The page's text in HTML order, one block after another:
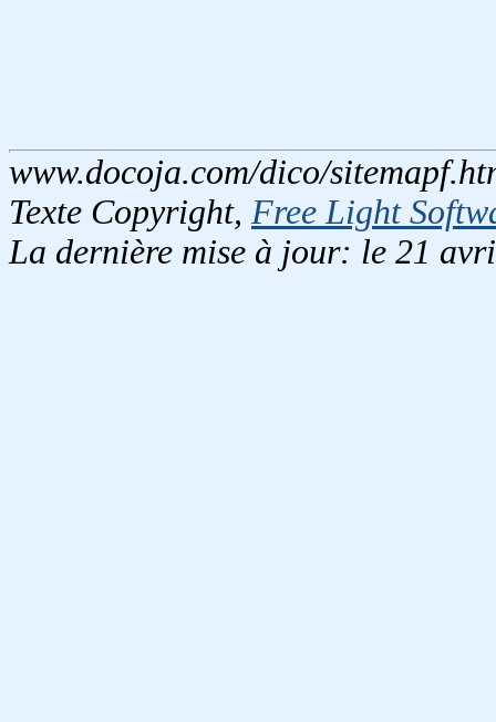
www.docoja.com/dico/
Texte Copyright, Free Light
La dernière mise à jour: le 21